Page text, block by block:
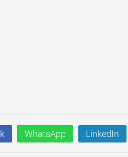
WhatsApp LinkedIn